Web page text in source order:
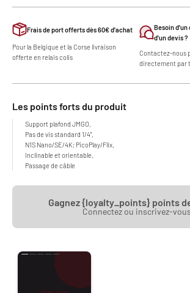
Frais de port offerts dès 60€ d'achat
Pour la Belgique et la Corse livraison
offerte en relais colis
Besoin d'un
d'un devis ?
Contactez-nous
directement par
Les points forts du produit
Support plafond JMGO,
Pas de vis standard 1/4'',
N1S Nano/SE/4K; PicoPlay/Flix,
Inclinable et orientable,
Passage de câble
Gagnez {loyalty_points} points
Connectez ou inscrivez-vous